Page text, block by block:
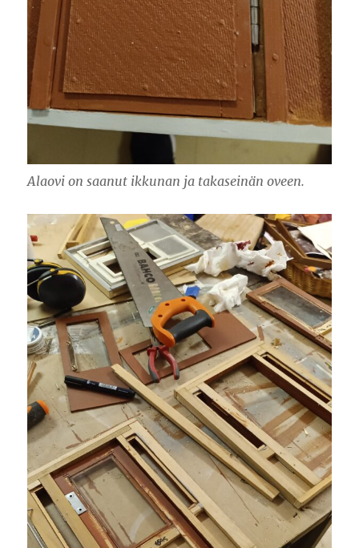
Alaovi on saanut ikkunan ja takaseinän oveen.